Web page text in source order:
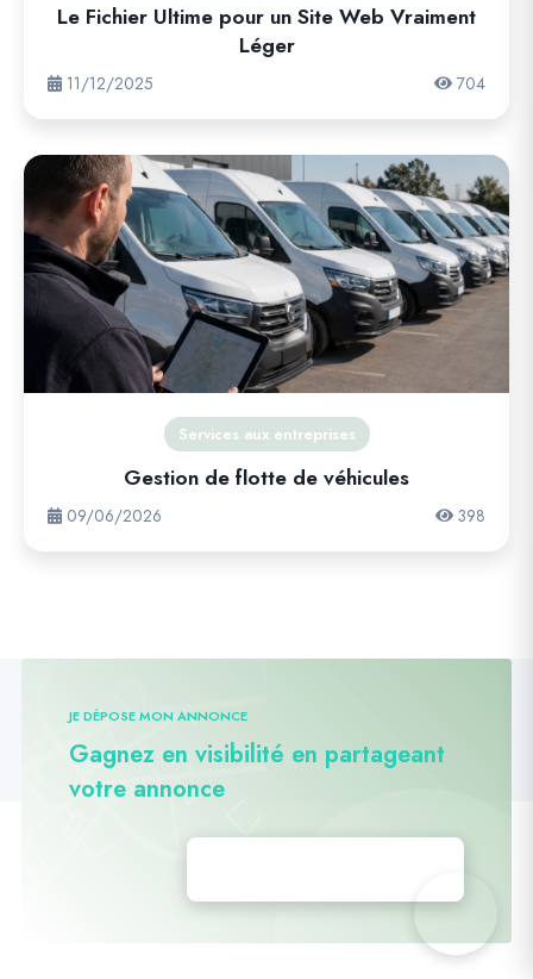
Le Fichier Ultime pour un Site Web Vraiment
Léger
11/12/2025 704
Services aux entreprises
Gestion de flotte de véhicules
09/06/2026 398
JE DÉPOSE MON ANNONCE
Gagnez en visibilité en partageant
votre annonce